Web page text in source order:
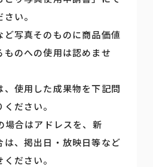
い。
ど写真そのものに商品価値
ものへの使用は認めませ
、使用した成果物を下記問
ださい。
合はアドレスを、新
は、掲出日・放映日等など
ださい。